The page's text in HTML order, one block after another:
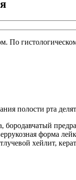
По
полости рта
форма
хейлит,